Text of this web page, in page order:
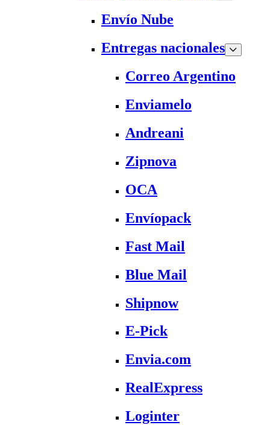
Envío Nube
Entregas nacionales
Correo Argentino
Enviamelo
Andreani
Zipnova
OCA
Envíopack
Fast Mail
Blue Mail
Shipnow
E-Pick
Envia.com
RealExpress
Loginter